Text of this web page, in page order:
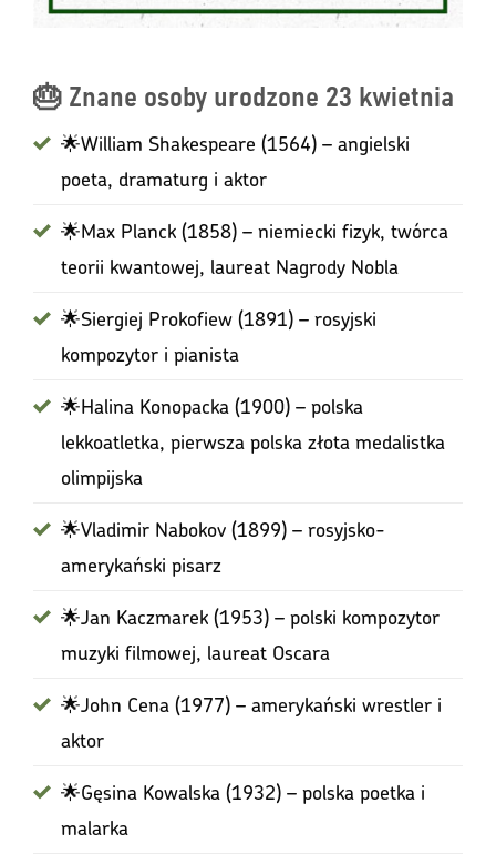
🎂 Znane osoby urodzone 23 kwietnia
🌟William Shakespeare (1564) – angielski
poeta, dramaturg i aktor
🌟Max Planck (1858) – niemiecki fizyk, twórca
teorii kwantowej, laureat Nagrody Nobla
🌟Siergiej Prokofiew (1891) – rosyjski
kompozytor i pianista
🌟Halina Konopacka (1900) – polska
lekkoatletka, pierwsza polska złota medalistka
olimpijska
🌟Vladimir Nabokov (1899) – rosyjsko-
amerykański pisarz
🌟Jan Kaczmarek (1953) – polski kompozytor
muzyki filmowej, laureat Oscara
🌟John Cena (1977) – amerykański wrestler i
aktor
🌟Gęsina Kowalska (1932) – polska poetka i
malarka